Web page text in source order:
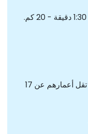
يحظر القيادة للأشخاص الذين تقل أعمارهم عن 17